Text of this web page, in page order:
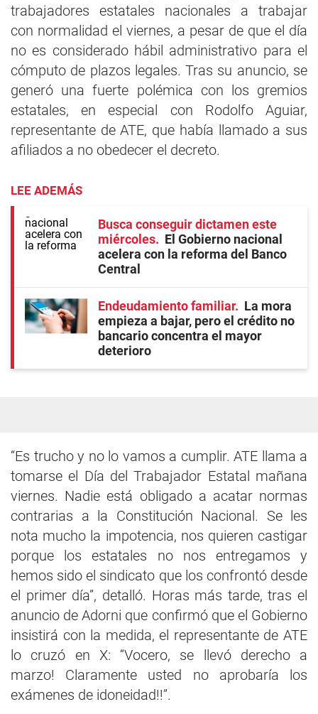
trabajadores estatales nacionales a trabajar
con normalidad el viernes, a pesar de que el día
no es considerado hábil administrativo para el
cómputo de plazos legales. Tras su anuncio, se
generó una fuerte polémica con los gremios
estatales, en especial con Rodolfo Aguiar,
representante de ATE, que había llamado a sus
afiliados a no obedecer el decreto.
LEE ADEMÁS
Busca conseguir dictamen este
miércoles
El Gobierno nacional
acelera con la reforma del Banco
Central
Endeudamiento familiar
La mora
empieza a bajar, pero el crédito no
bancario concentra el mayor
deterioro
“Es trucho y no lo vamos a cumplir. ATE llama a
tomarse el Día del Trabajador Estatal mañana
viernes. Nadie está obligado a acatar normas
contrarias a la Constitución Nacional. Se les
nota mucho la impotencia, nos quieren castigar
porque los estatales no nos entregamos y
hemos sido el sindicato que los confrontó desde
el primer día”, detalló. Horas más tarde, tras el
anuncio de Adorni que confirmó que el Gobierno
insistirá con la medida, el representante de ATE
lo cruzó en X: “Vocero, se llevó derecho a
marzo! Claramente usted no aprobaría los
exámenes de idoneidad!!”.